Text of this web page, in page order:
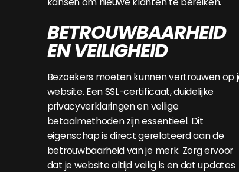
BETROUWBAARHEID
EN VEILIGHEID
Bezoekers moeten kunnen vertrouwen op
website. Een SSL-certificaat, duidelijke
privacyverklaringen en veilige
betaalmethoden zijn essentieel. Dit
eigenschap is direct gerelateerd aan de
betrouwbaarheid van je merk. Zorg ervoor
dat je website altijd veilig is en dat updates